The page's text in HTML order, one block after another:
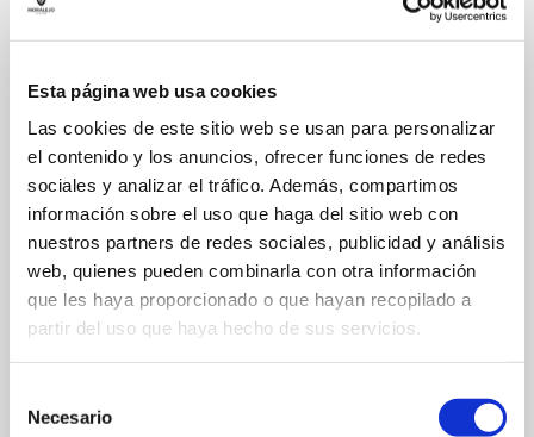
Esta página web usa cookies
Las cookies de este sitio web se usan para personalizar
el contenido y los anuncios, ofrecer funciones de redes
sociales y analizar el tráfico. Además, compartimos
información sobre el uso que haga del sitio web con
nuestros partners de redes sociales, publicidad y análisis
web, quienes pueden combinarla con otra información
que les haya proporcionado o que hayan recopilado a
partir del uso que haya hecho de sus servicios.
Necesario